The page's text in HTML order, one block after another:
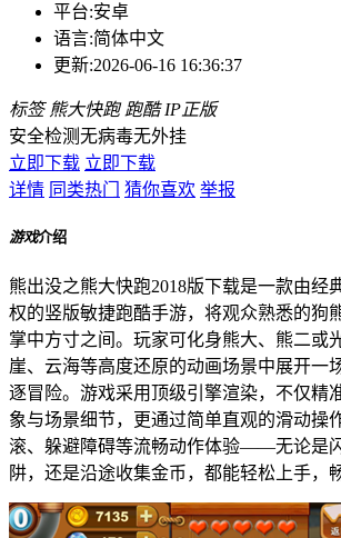
平台:安卓
语言:简体中文
更新:2026-06-16 16:36:37
标签 熊大快跑 跑酷 IP正版
安全检测无病毒无外挂
立即下载 立即下载
详情 同类热门 猜你喜欢 举报
游戏介绍
熊出没之熊大快跑2018版下载是一款由经
权的竖版敏捷跑酷手游，将观众熟悉的狗
掌中方寸之间。玩家可化身熊大、熊二或
崖、云海等高度还原的动画场景中展开一
逐冒险。游戏采用顶级引擎渲染，不仅精
象与场景细节，更通过简单直观的滑动操
滚、躲避障碍等流畅动作体验——无论是
阱，还是沿途收集金币，都能轻松上手，